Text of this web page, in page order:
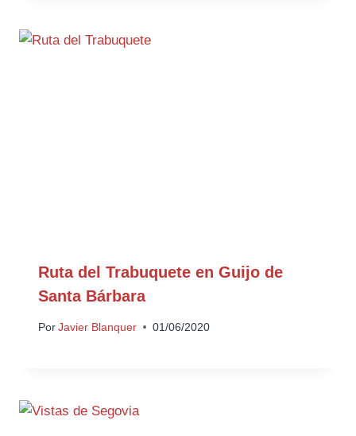
Ruta del Trabuquete en Guijo de
Santa Bárbara
Por Javier Blanquer 01/06/2020